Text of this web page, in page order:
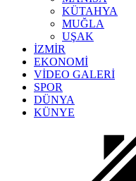
KÜTAHYA
MUĞLA
UŞAK
İZMİR
EKONOMİ
VİDEO GALERİ
SPOR
DÜNYA
KÜNYE